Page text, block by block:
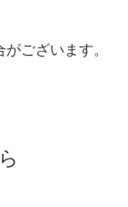
ございます。